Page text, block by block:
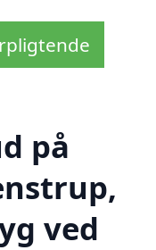
på
ved